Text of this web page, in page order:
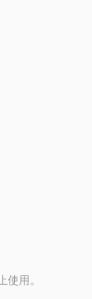
用。